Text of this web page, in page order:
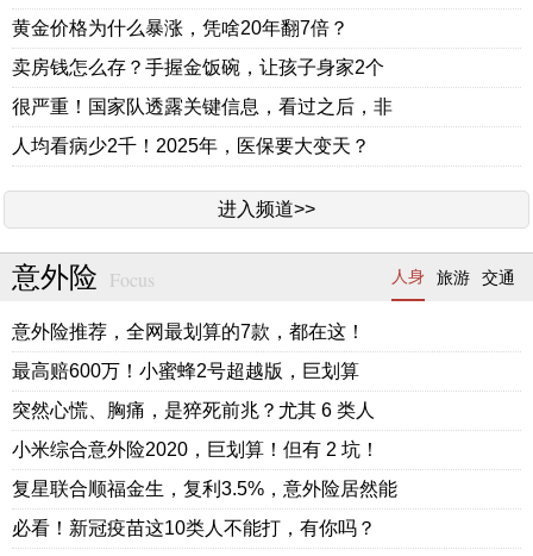
黄金价格为什么暴涨，凭啥20年翻7倍？
卖房钱怎么存？手握金饭碗，让孩子身家2个
很严重！国家队透露关键信息，看过之后，非
人均看病少2千！2025年，医保要大变天？
进入频道>>
意外险 Focus 人身 旅游 交通
意外险推荐，全网最划算的7款，都在这！
最高赔600万！小蜜蜂2号超越版，巨划算
突然心慌、胸痛，是猝死前兆？尤其 6 类人
小米综合意外险2020，巨划算！但有 2 坑！
复星联合顺福金生，复利3.5%，意外险居然能
必看！新冠疫苗这10类人不能打，有你吗？